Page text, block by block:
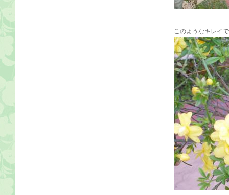
このようなキレイ